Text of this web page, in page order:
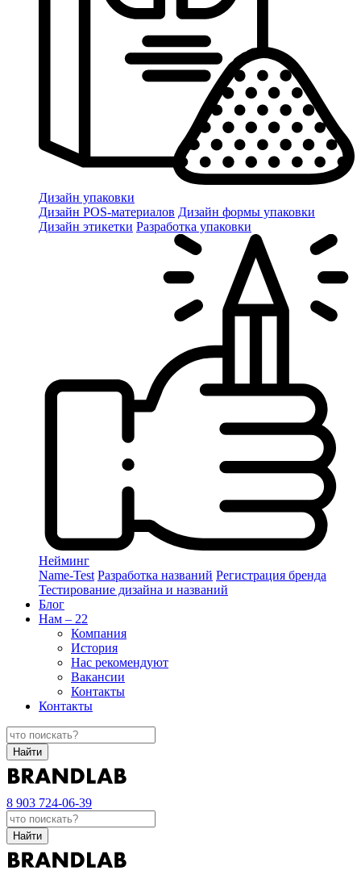
Дизайн упаковки
Дизайн POS-материалов Дизайн формы упаковки
Дизайн этикетки Разработка упаковки
Нейминг
Name-Test Разработка названий Регистрация бренда
Тестирование дизайна и названий
Блог
Нам – 22
Компания
История
Нас рекомендуют
Вакансии
Контакты
Контакты
Найти
8 903 724-06-39
Найти